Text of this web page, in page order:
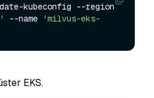
aws eks update-kubeconfig --region
--name
'milvus-eks-
EKS.